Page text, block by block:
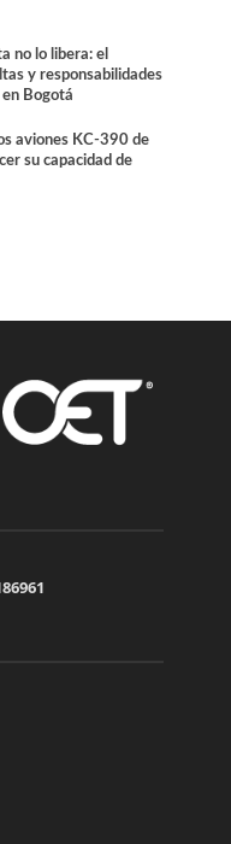
no lo libera: el
y responsabilidades
Bogotá
aviones KC-390 de
su capacidad de